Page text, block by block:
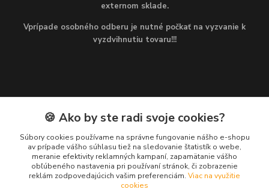
externom sklade.
Vprípade osobného odberu je nutné počkať na vyzvanie k
vyzdvihnutiu tovaru!!!
Kontakty
Martin
+421 949 143 523
(Po-Pia, 8-16 hod.)
🍪 Ako by ste radi svoje cookies?
Súbory cookies používame na správne fungovanie nášho e-shopu
av prípade vášho súhlasu tiež na sledovanie štatistík o webe,
meranie efektivity reklamných kampaní, zapamätanie vášho
obľúbeného nastavenia pri používaní stránok, či zobrazenie
reklám zodpovedajúcich vašim preferenciám. Viac na využitie
cookies